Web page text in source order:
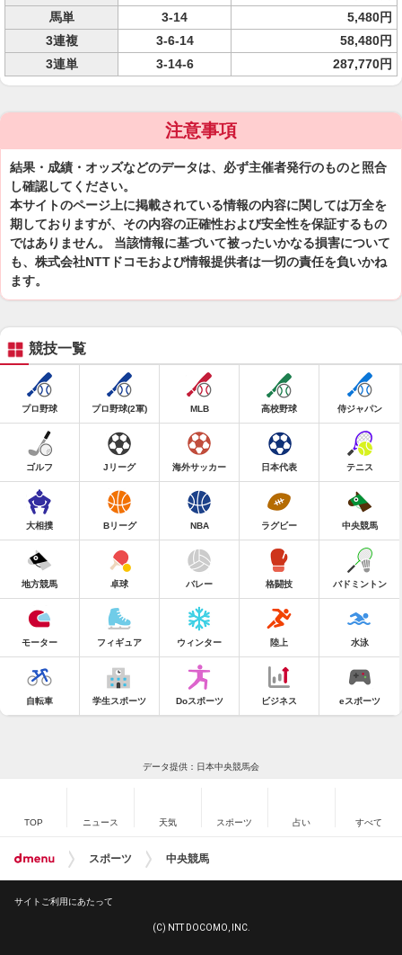
馬単
3-14
5,480円
3連複
3-6-14
58,480円
3連単
3-14-6 287,770円
注意事項
結果・成績・オッズなどのデータは、必ず主催者発行のものと照合
し確認してください。
本サイトのページ上に掲載されている情報の内容に関しては万全を
期しておりますが、その内容の正確性および安全性を保証するもの
ではありません。 当該情報に基づいて被ったいかなる損害について
も、株式会社NTTドコモおよび情報提供者は一切の責任を負いかね
ます。
競技一覧
プロ野球 プロ野球(2軍) MLB 高校野球 侍ジャパン
ゴルフ Jリーグ 海外サッカー 日本代表 テニス
大相撲 Bリーグ NBA ラグビー 中央競馬
地方競馬 卓球 バレー 格闘技 バドミントン
モーター フィギュア ウィンター 陸上 水泳
自転車 学生スポーツ Doスポーツ ビジネス eスポーツ
データ提供：日本中央競馬会
TOP ニュース 天気 スポーツ 占い すべて
スポーツ 中央競馬
サイトご利用にあたって
(C) NTT DOCOMO, INC.